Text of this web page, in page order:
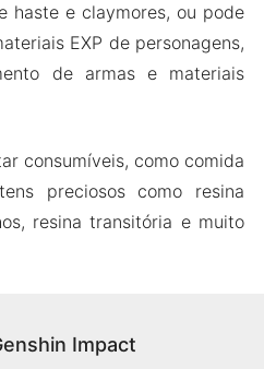
haste e claymores, ou pode
EXP de personagens,
de armas e materiais
consumíveis, como comida
preciosos como resina
resina transitória e muito
Impact